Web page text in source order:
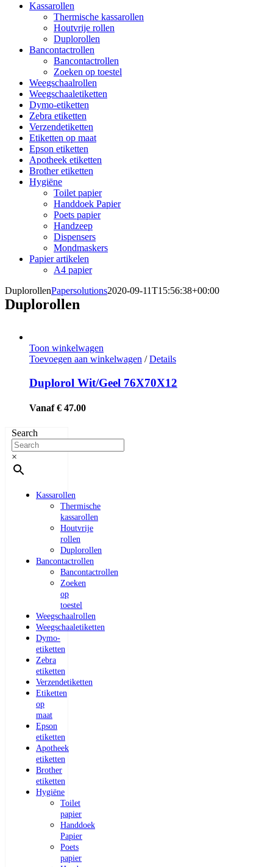
Kassarollen
Thermische kassarollen
Houtvrije rollen
Duplorollen
Bancontactrollen
Bancontactrollen
Zoeken op toestel
Weegschaalrollen
Weegschaaletiketten
Dymo-etiketten
Zebra etiketten
Verzendetiketten
Etiketten op maat
Epson etiketten
Apotheek etiketten
Brother etiketten
Hygiëne
Toilet papier
Handdoek Papier
Poets papier
Handzeep
Dispensers
Mondmaskers
Papier artikelen
A4 papier
DuplorollenPapersolutions2020-09-11T15:56:38+00:00
Duplorollen
Toon winkelwagen
Toevoegen aan winkelwagen / Details
Duplorol Wit/Geel 76X70X12
Vanaf € 47.00
Search
×
Kassarollen
Thermische
kassarollen
Houtvrije
rollen
Duplorollen
Bancontactrollen
Bancontactrollen
Zoeken
op
toestel
Weegschaalrollen
Weegschaaletiketten
Dymo-
etiketten
Zebra
etiketten
Verzendetiketten
Etiketten
op
maat
Epson
etiketten
Apotheek
etiketten
Brother
etiketten
Hygiëne
Toilet
papier
Handdoek
Papier
Poets
papier